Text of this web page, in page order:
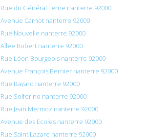
du Général Ferrie nanterre 92000
Carnot nanterre 92000
Nouvelle nanterre 92000
Robert nanterre 92000
Léon Bourgeois nanterre 92000
François Bernier nanterre 92000
Bayard nanterre 92000
Solferino nanterre 92000
Jean Mermoz nanterre 92000
des Écoles nanterre 92000
Saint Lazare nanterre 92000